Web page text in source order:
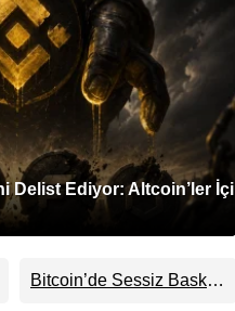
Delist Ediyor: Altcoin’ler
Bitcoin’de Sessiz Baskı